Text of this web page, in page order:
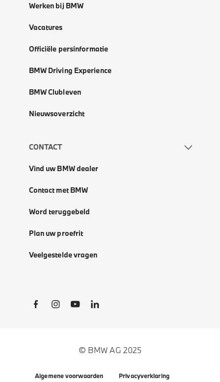
Werken bij BMW
Vacatures
Officiële persinformatie
BMW Driving Experience
BMW Clubleven
Nieuwsoverzicht
CONTACT
Vind uw BMW dealer
Contact met BMW
Word teruggebeld
Plan uw proefrit
Veelgestelde vragen
Social Links
© BMW AG 2025
Algemene voorwaarden
Privacyverklaring